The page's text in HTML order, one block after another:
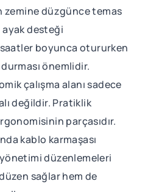
zemine düzgünce temas
desteği
boyunca otururken
önemlidir.
çalışma alanı sadece
değildir. Pratiklik
parçasıdır.
kablo karmaşası
düzenlemeleri
sağlar hem de